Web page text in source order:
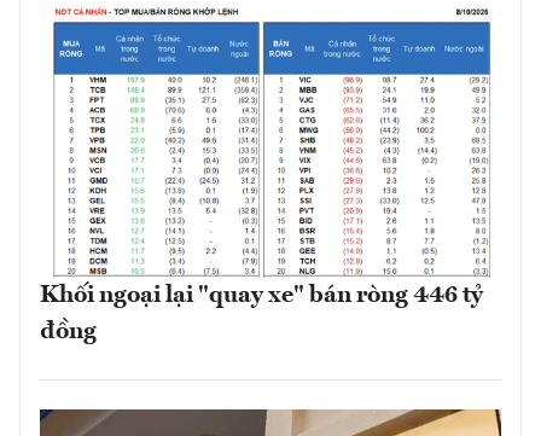
Khối ngoại lại "quay xe" bán ròng 446 tỷ
đồng